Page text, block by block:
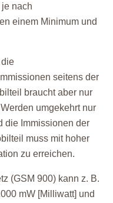
nach
einem Minimum und
seitens der
braucht aber nur
umgekehrt nur
die Immissionen der
muss mit hoher
zu erreichen.
(GSM 900) kann z. B.
mW [Milliwatt] und